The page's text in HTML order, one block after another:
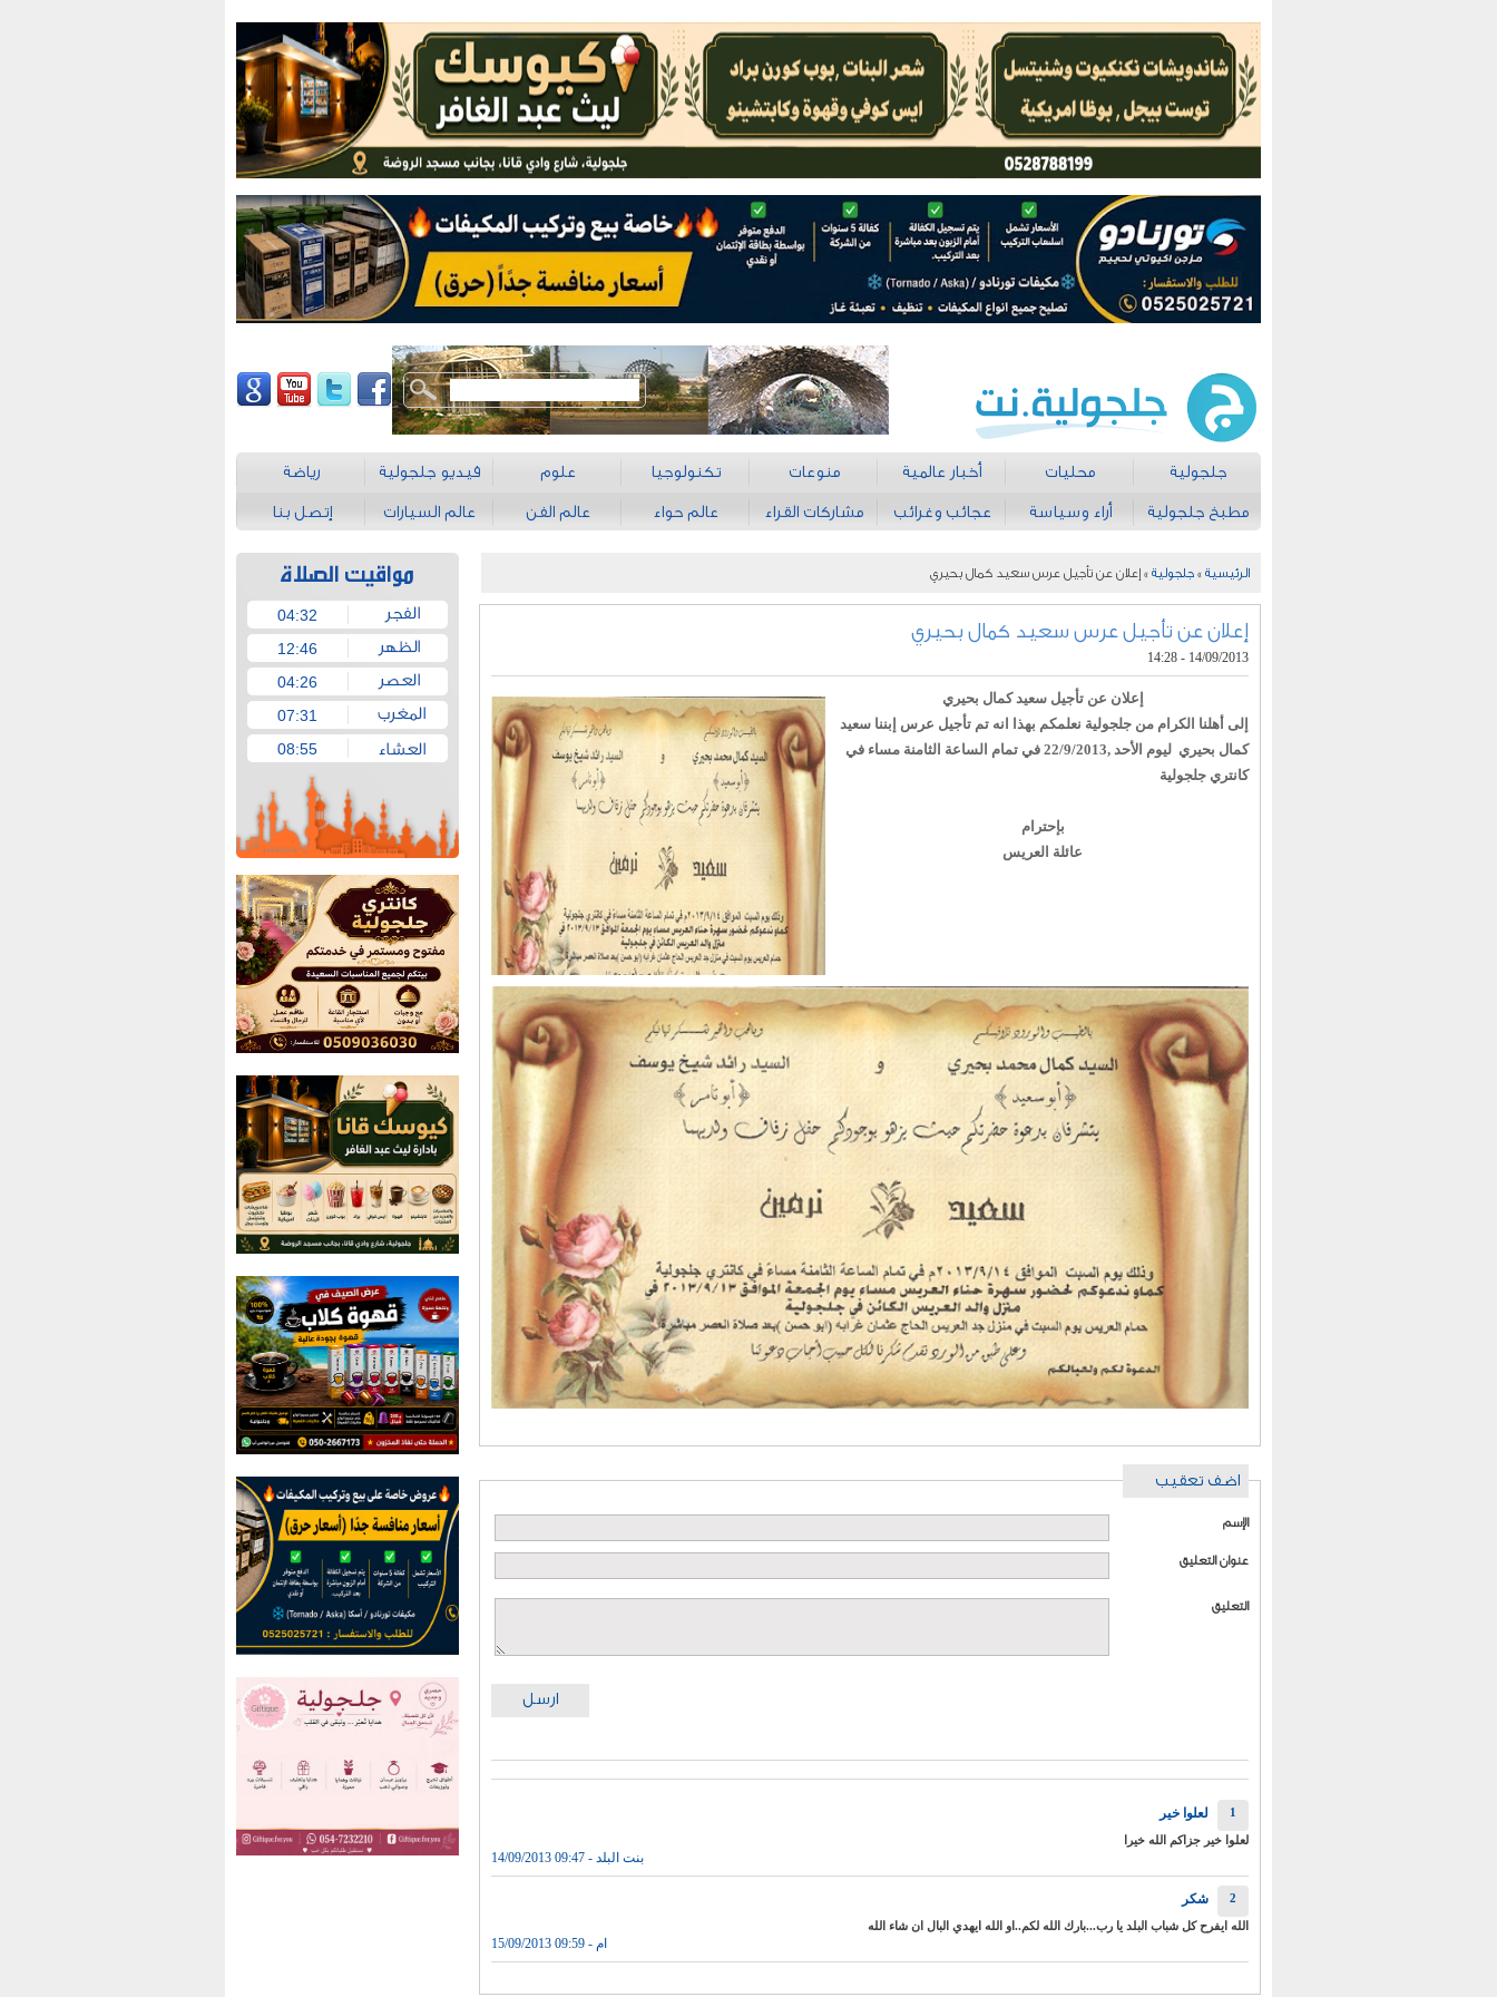
جلجولية محليات أخبار عالمية منوعات تكنولوجيا علوم فيديو جلجولية رياضة
مطبخ جلجولية أراء وسياسة عجائب وغرائب مشاركات القراء عالم حواء عالم الفن عالم السيارات إتصل بنا
الرئيسية » جلجولية » إعلان عن تأجيل عرس سعيد كمال بحيري
إعلان عن تأجيل عرس سعيد كمال بحيري
14/09/2013 - 14:28
إعلان عن تأجيل سعيد كمال بحيري
إلى أهلنا الكرام من جلجولية نعلمكم بهذا انه تم تأجيل عرس إبننا سعيد
كمال بحيري ليوم الأحد ,22/9/2013 في تمام الساعة الثامنة مساء في
كانتري جلجولية
بإحترام
عائلة العريس
اضف تعقيب
الإسم
عنوان التعليق
التعليق
ارسل
1 لعلوا خير
لعلوا خير جزاكم الله خيرا
بنت البلد - 09:47 14/09/2013
2 شكر
الله ايفرح كل شباب البلد يا رب...بارك الله لكم..او الله ايهدي البال ان شاء الله
ام - 09:59 15/09/2013
04:32
12:46
04:26
07:31
08:55